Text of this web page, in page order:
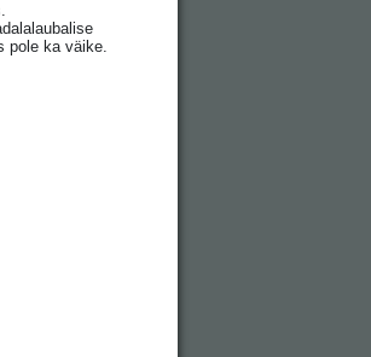
pole ka väike.